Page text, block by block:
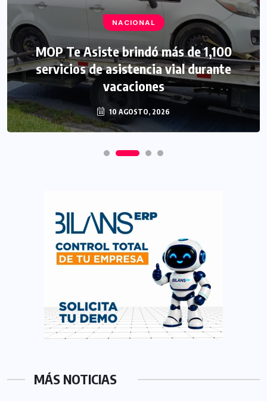
NACIONAL
MOP Te Asiste brindó más de 1,100
servicios de asistencia vial durante
vacaciones
10 AGOSTO, 2026
MÁS NOTICIAS